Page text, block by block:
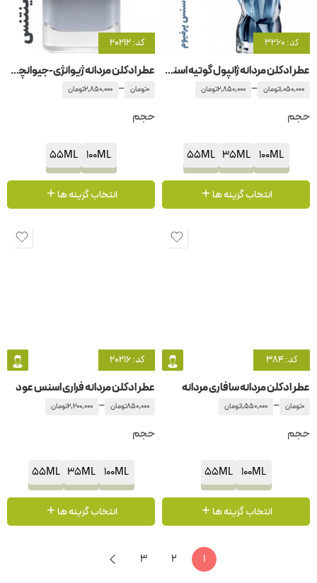
کد: 3260
عطر ادکلن مردانه ژانپول گوتیه اسنس پرفیوم
1,050,000تومان –
2,850,000تومان
حجم
100ML
35ML
55ML
انتخاب گزینه ها
کد: 20212
عطر ادکلن مردانه ژیوانژی-جیوانچی – جیونچی انلی جنتلمن اینتنس
0تومان –
2,850,000تومان
حجم
100ML
55ML
انتخاب گزینه ها
کد: 384
عطر ادکلن مردانه سافاری مردانه
0تومان –
1,550,000تومان
حجم
100ML
55ML
انتخاب گزینه ها
کد: 20216
عطر ادکلن مردانه فراری اسنس عود
850,000تومان –
2,200,000تومان
حجم
100ML
35ML
55ML
انتخاب گزینه ها
1
2
3